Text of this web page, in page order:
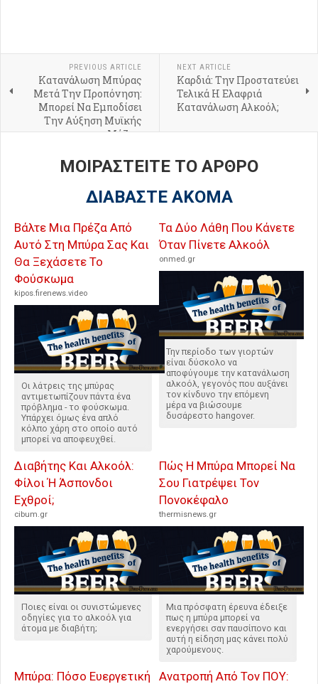
PREVIOUS ARTICLE
Κατανάλωση Μπύρας
Μετά Την Προπόνηση:
Μπορεί Να Εμποδίσει
Την Αύξηση Μυϊκής
Μάζας;
NEXT ARTICLE
Καρδιά: Την Προστατεύει
Τελικά Η Ελαφριά
Κατανάλωση Αλκοόλ;
ΜΟΙΡΑΣΤΕΙΤΕ ΤΟ ΑΡΘΡΟ
ΔΙΑΒΑΣΤΕ ΑΚΟΜΑ
Βάλτε Μια Πρέζα Από
Αυτό Στη Μπύρα Σας Και
Θα Ξεχάσετε Το
Φούσκωμα
kipos.firenews.video
Οι λάτρεις της μπύρας
αντιμετωπίζουν πάντα ένα
πρόβλημα - το φούσκωμα.
Υπάρχει όμως ένα απλό
κόλπο χάρη στο οποίο αυτό
μπορεί να αποφευχθεί.
Τα Δύο Λάθη Που Κάνετε
Όταν Πίνετε Αλκοόλ
onmed.gr
Την περίοδο των γιορτών
είναι δύσκολο να
αποφύγουμε την κατανάλωση
αλκοόλ, γεγονός που αυξάνει
τον κίνδυνο την επόμενη
μέρα να βιώσουμε
δυσάρεστο hangover.
Διαβήτης Και Αλκοόλ:
Φίλοι Ή Άσπονδοι
Εχθροί;
cibum.gr
Ποιες είναι οι συνιστώμενες
οδηγίες για το αλκοόλ για
άτομα με διαβήτη;
Πώς Η Μπύρα Μπορεί Να
Σου Γιατρέψει Τον
Πονοκέφαλο
thermisnews.gr
Μια πρόσφατη έρευνα έδειξε
πως η μπύρα μπορεί να
ενεργήσει σαν παυσίπονο και
αυτή η είδηση μας κάνει πολύ
χαρούμενους.
Μπύρα: Πόσο Ευεργετική
Ανατροπή Από Τον ΠΟΥ: